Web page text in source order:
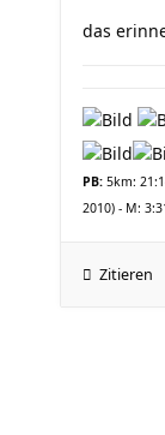
das
PB: 5km:
2010) - M:
Zitieren